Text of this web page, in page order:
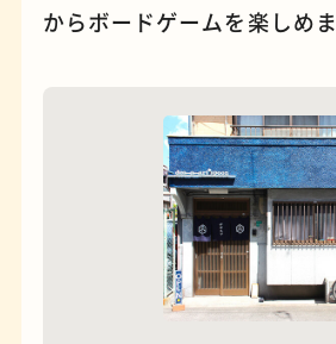
石
からボードゲームを楽しめま